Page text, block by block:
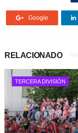
Google
RELACIONADO
TERCERA DIVISIÓN